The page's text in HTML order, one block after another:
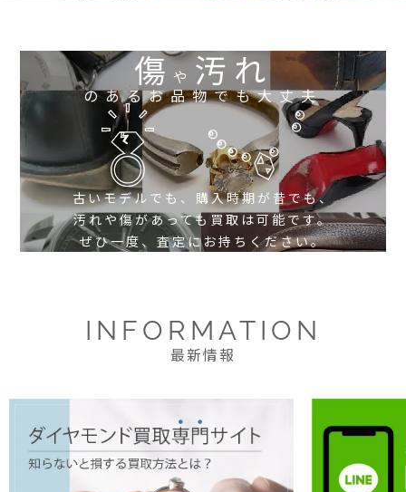
傷や 汚れ
のあるお品物でも大丈夫
古いモデルでも、購入時期が昔でも、
汚れや傷があっても買取は可能です。
ぜひ一度、査定にお持ちください。
INFORMATION
最新情報